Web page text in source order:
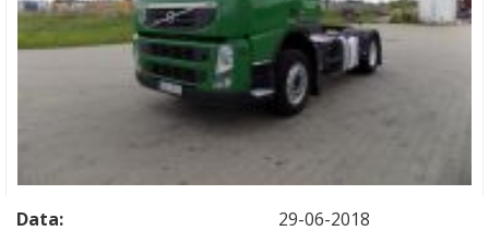
Data:
29-06-2018